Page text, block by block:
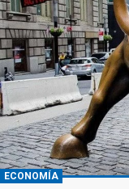
ECONOMÍA